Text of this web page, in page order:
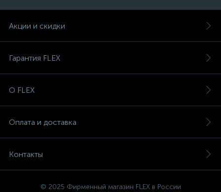
Акции и скидки
Гарантия FLEX
О FLEX
Оплата и доставка
Контакты
© 2025 Фирменный магазин FLEX в России